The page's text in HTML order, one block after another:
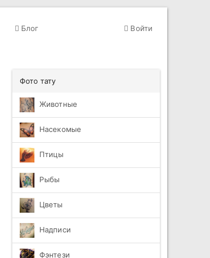
Блог Войти
Фото тату
Животные
Насекомые
Птицы
Рыбы
Цветы
Надписи
Фэнтези